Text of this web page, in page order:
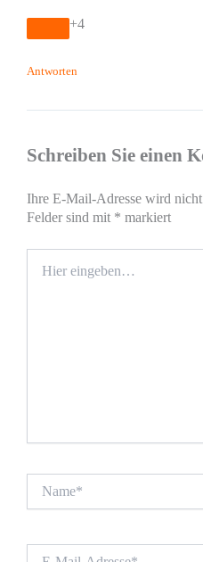
+4
Antworten
Schreiben Sie einen
Ihre E-Mail-Adresse wird
Felder sind mit * markiert
eingeben…